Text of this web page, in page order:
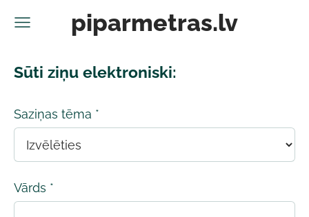
piparmetras.lv
Sūti ziņu elektroniski:
Saziņas tēma *
Vārds *